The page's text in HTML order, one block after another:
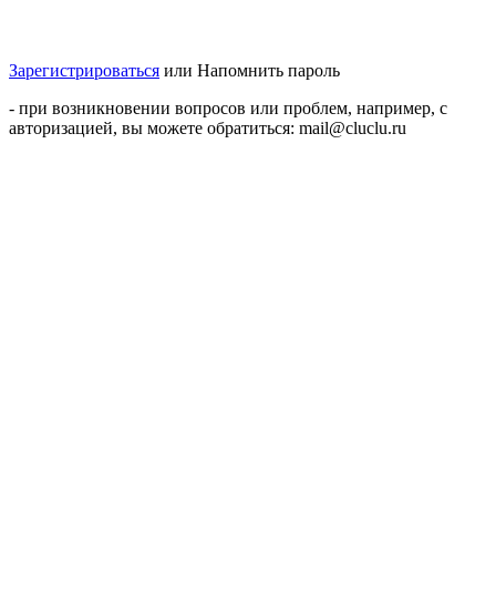
Зарегистрироваться или Напомнить пароль
- при возникновении вопросов или проблем, например, с
авторизацией, вы можете обратиться: mail@cluclu.ru